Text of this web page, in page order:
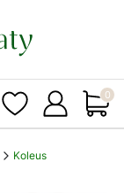
Koleus